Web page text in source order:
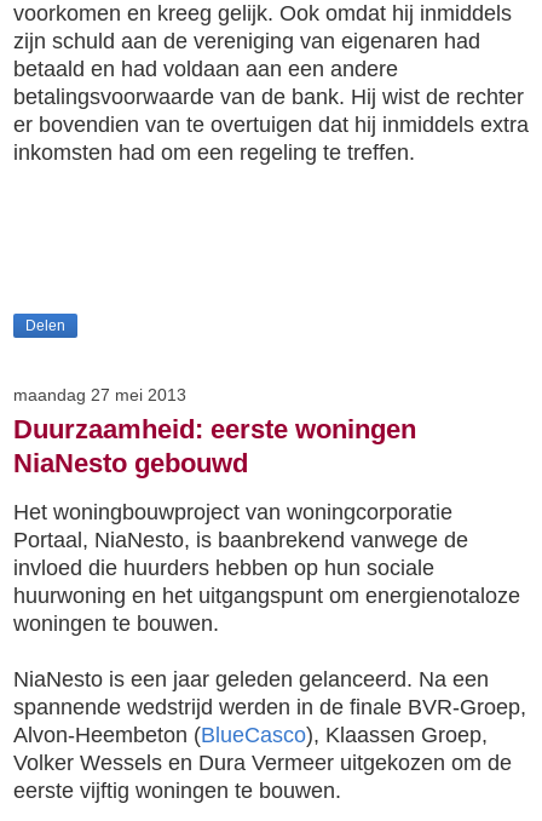
voorkomen en kreeg gelijk. Ook omdat hij inmiddels
zijn schuld aan de vereniging van eigenaren had
betaald en had voldaan aan een andere
betalingsvoorwaarde van de bank. Hij wist de rechter
er bovendien van te overtuigen dat hij inmiddels extra
inkomsten had om een regeling te treffen.
Delen
maandag 27 mei 2013
Duurzaamheid: eerste woningen
NiaNesto gebouwd
Het woningbouwproject van woningcorporatie
Portaal, NiaNesto, is baanbrekend vanwege de
invloed die huurders hebben op hun sociale
huurwoning en het uitgangspunt om energienotaloze
woningen te bouwen.
NiaNesto is een jaar geleden gelanceerd. Na een
spannende wedstrijd werden in de finale BVR-Groep,
Alvon-Heembeton (BlueCasco), Klaassen Groep,
Volker Wessels en Dura Vermeer uitgekozen om de
eerste vijftig woningen te bouwen.